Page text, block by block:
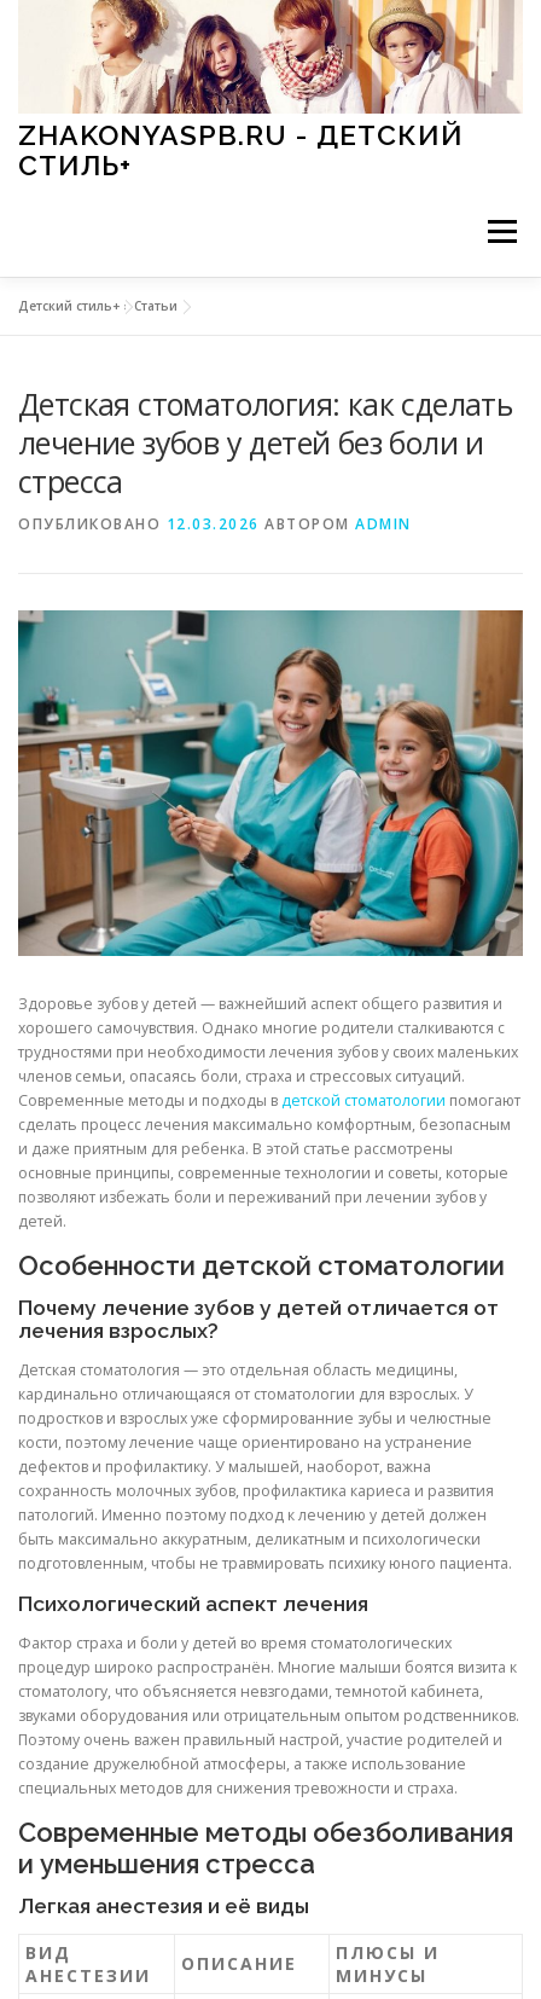
Перейти к содержимому
ZHAKONYASPB.RU - ДЕТСКИЙ
СТИЛЬ+
Меню
ПРАЗДНИКИ СТИЛЬ СТАТЬИ
Детский стиль+ »Статьи
Детская стоматология: как сделать
лечение зубов у детей без боли и
стресса
ОПУБЛИКОВАНО 12.03.2026 АВТОРОМ ADMIN
Здоровье зубов у детей — важнейший аспект общего развития и
хорошего самочувствия. Однако многие родители сталкиваются с
трудностями при необходимости лечения зубов у своих маленьких
членов семьи, опасаясь боли, страха и стрессовых ситуаций.
Современные методы и подходы вдетской стоматологии помогают
сделать процесс лечения максимально комфортным, безопасным
и даже приятным для ребенка. В этой статье рассмотрены
основные принципы, современные технологии и советы, которые
позволяют избежать боли и переживаний при лечении зубов у
детей.
Особенности детской стоматологии
Почему лечение зубов у детей отличается от
лечения взрослых?
Детская стоматология — это отдельная область медицины,
кардинально отличающаяся от стоматологии для взрослых. У
подростков и взрослых уже сформированние зубы и челюстные
кости, поэтому лечение чаще ориентировано на устранение
дефектов и профилактику. У малышей, наоборот, важна
сохранность молочных зубов, профилактика кариеса и развития
патологий. Именно поэтому подход к лечению у детей должен
быть максимально аккуратным, деликатным и психологически
подготовленным, чтобы не травмировать психику юного пациента.
Психологический аспект лечения
Фактор страха и боли у детей во время стоматологических
процедур широко распространён. Многие малыши боятся визита к
стоматологу, что объясняется невзгодами, темнотой кабинета,
звуками оборудования или отрицательным опытом родственников.
Поэтому очень важен правильный настрой, участие родителей и
создание дружелюбной атмосферы, а также использование
специальных методов для снижения тревожности и страха.
Современные методы обезболивания
и уменьшения стресса
Легкая анестезия и её виды
ВИД
АНЕСТЕЗИИ
ОПИСАНИЕ
ПЛЮСЫ И
МИНУСЫ